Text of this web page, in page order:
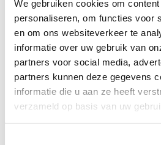
We gebruiken cookies om
personaliseren, om functies voor
en om ons websiteverkeer te
informatie over uw gebruik van
partners voor social media,
partners kunnen deze gegevens
informatie die u aan ze heeft
verzameld op basis van uw